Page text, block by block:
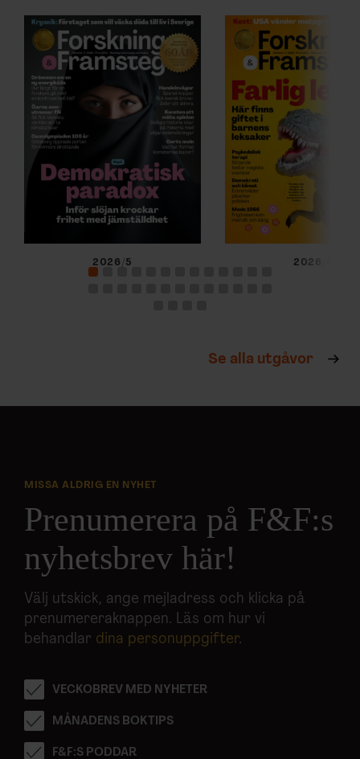
2026/5 2026/4
Se alla utgåvor
MISSA ALDRIG EN NYHET
Prenumerera på F&F:s
nyhetsbrev här!
Välj utskick, ange mejladress och klicka på
prenumereraknappen. Läs om hur vi
behandlar dina personuppgifter.
VECKOBREV MED NYHETER
MÅNADENS BOKTIPS
F&F:S PODDAR